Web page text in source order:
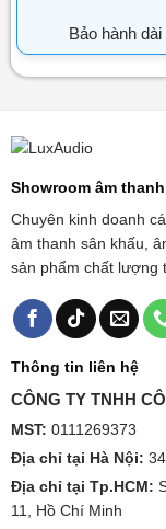
Bảo hành dài
Showroom âm
Chuyên kinh doanh
âm thanh sân khấu,
sản phẩm chất lượng
Thông tin liên hệ
CÔNG TY TNHH
MST: 0111269373
Địa chỉ tại Hà Nội:
Địa chỉ tại Tp.HCM:
11, Hồ Chí Minh